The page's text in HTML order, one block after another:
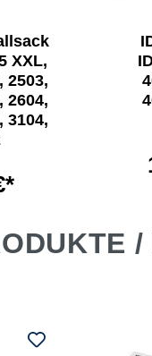
XXL,
2503,
2604,
3104,